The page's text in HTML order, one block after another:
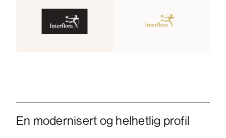
En modernisert og helhetlig profil